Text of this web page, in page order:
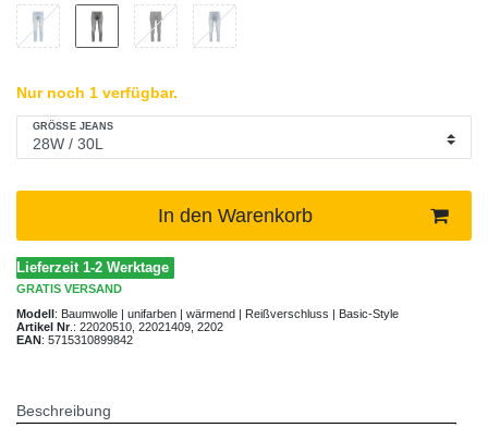
Nur noch 1 verfügbar.
GRÖSSE JEANS
In den Warenkorb
Lieferzeit 1-2 Werktage
GRATIS VERSAND
Modell: Baumwolle | unifarben | wärmend | Reißverschluss | Basic-Style
Artikel Nr .: 22020510, 22021409, 2202
EAN: 5715310899842
Beschreibung